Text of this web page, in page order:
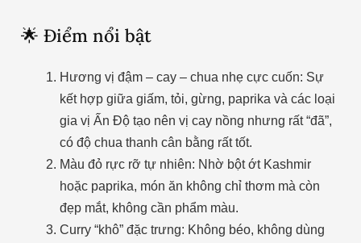
🌟 Điểm nổi bật
Hương vị đậm – cay – chua nhẹ cực cuốn: Sự
kết hợp giữa giấm, tỏi, gừng, paprika và các loại
gia vị Ấn Độ tạo nên vị cay nồng nhưng rất “đã”,
có độ chua thanh cân bằng rất tốt.
Màu đỏ rực rỡ tự nhiên: Nhờ bột ớt Kashmir
hoặc paprika, món ăn không chỉ thơm mà còn
đẹp mắt, không cần phẩm màu.
Curry “khô” đặc trưng: Không béo, không dùng